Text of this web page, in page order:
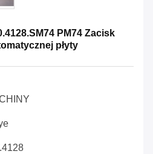
PM74 Zacisk
płyty